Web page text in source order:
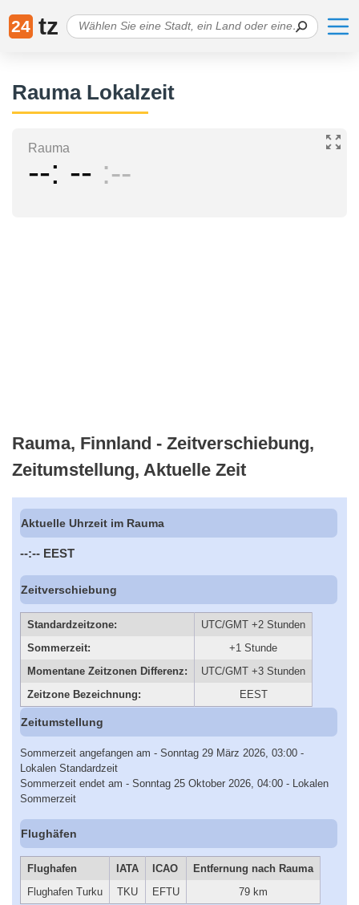
24 tz
Rauma Lokalzeit
Rauma
-- -- --
Rauma, Finnland - Zeitverschiebung,
Zeitumstellung, Aktuelle Zeit
Aktuelle Uhrzeit im Rauma
--:-- EEST
Zeitverschiebung
Standardzeitzone:
UTC/GMT +2 Stunden
Sommerzeit:
+1 Stunde
Momentane Zeitzonen Differenz:
UTC/GMT +3 Stunden
Zeitzone Bezeichnung:
EEST
Zeitumstellung
Sommerzeit angefangen am - Sonntag 29 März 2026, 03:00 -
Lokalen Standardzeit
Sommerzeit endet am - Sonntag 25 Oktober 2026, 04:00 - Lokalen
Sommerzeit
Flughäfen
Flughafen IATA ICAO
Entfernung nach Rauma
Flughafen Turku
TKU EFTU 79 km